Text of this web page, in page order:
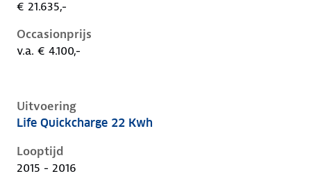
€ 21.635,-
Occasionprijs
v.a. € 4.100,-
Uitvoering
Renault Zoe i, 22 kwh, 65 kW, Elektrisch, 5 deuren
Life Quickcharge 22 Kwh
Looptijd
2015 - 2016